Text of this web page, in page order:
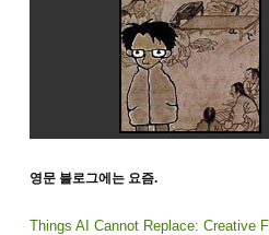
영문 블로그에는 요즘.
Things AI Cannot Replace: Creative